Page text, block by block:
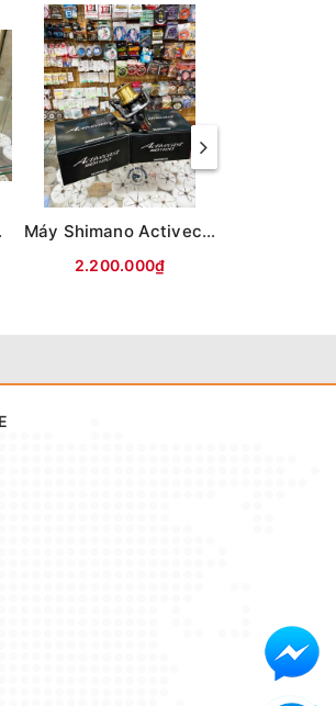
Máy Shimano Activecast SD1120
2.200.000₫